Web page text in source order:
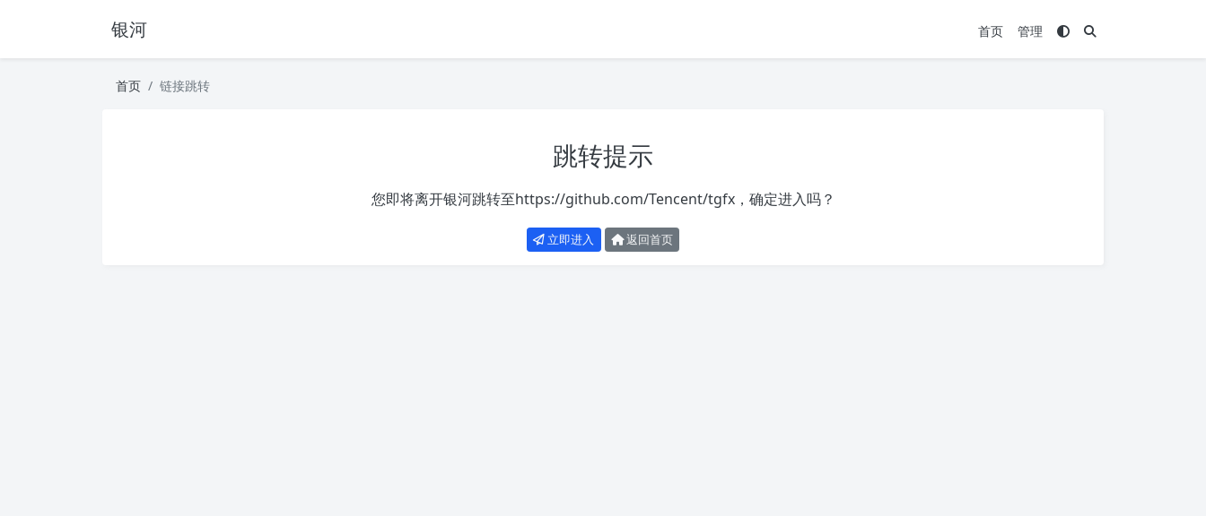
银河 首页 管理
首页 链接跳转
跳转提示
您即将离开银河跳转至https://github.com/Tencent/tgfx，确定进入吗？
立即进入 返回首页